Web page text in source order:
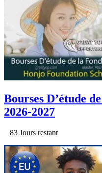
Bourses D’étude
2026-2027
83 Jours restant